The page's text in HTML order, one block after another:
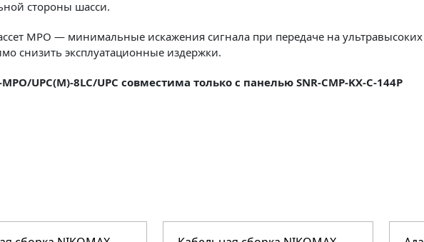
стороны шасси.
MPO — минимальные искажения сигнала при передаче на
снизить эксплуатационные издержки.
MPO/UPC(M)-8LC/UPC совместима только с панелью SNR-CMP-KX-C-144P​